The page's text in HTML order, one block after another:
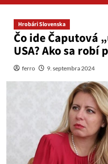
Hrobári Slovenska
Čo ide Čaputová
USA? Ako sa robí
ferro 9. septembra 2024